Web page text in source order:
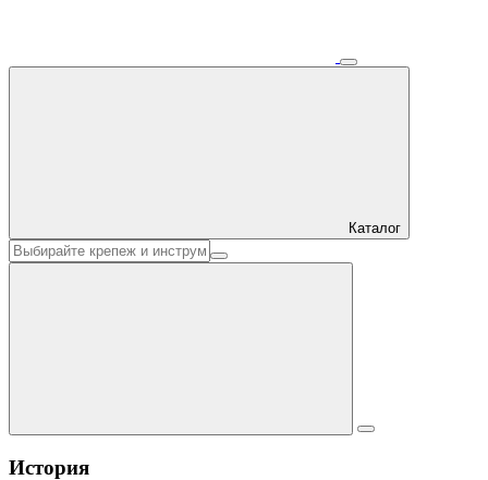
Каталог
История